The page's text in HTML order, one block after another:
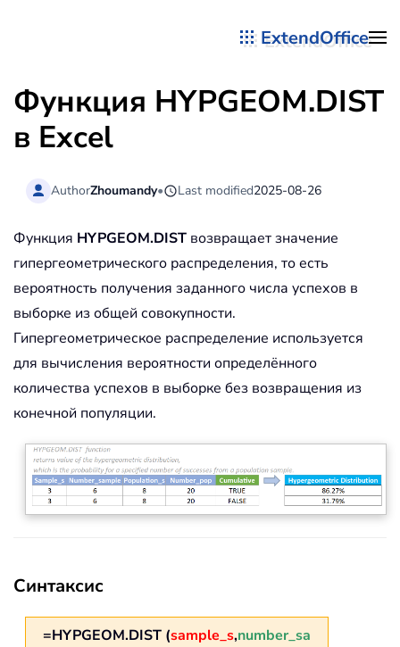
ExtendOffice
Функция HYPGEOM.DIST
в Excel
AuthorZhoumandy• Last modified2025-08-26
Функция HYPGEOM.DIST возвращает значение
гипергеометрического распределения, то есть
вероятность получения заданного числа успехов в
выборке из общей совокупности.
Гипергеометрическое распределение используется
для вычисления вероятности определённого
количества успехов в выборке без возвращения из
конечной популяции.
Синтаксис
=HYPGEOM.DIST (sample_s,number_sa